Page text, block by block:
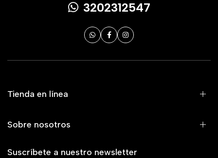
3202312547
Tienda en línea
Sobre nosotros
Suscríbete a nuestro newsletter